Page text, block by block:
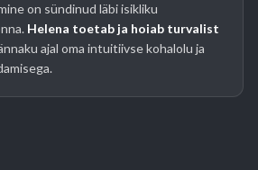
on sündinud läbi isikliku
Helena toetab ja hoiab turvalist
ajal oma intuitiivse kohalolu ja